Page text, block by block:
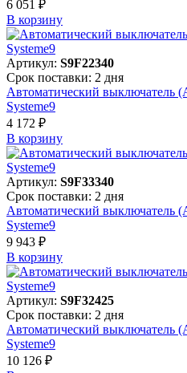
6 051 ₽
В корзинy
Артикул: S9F22340
Срок поставки: 2 дня
Автоматический выключатель
Systeme9
4 172 ₽
В корзинy
Артикул: S9F33340
Срок поставки: 2 дня
Автоматический выключатель
Systeme9
9 943 ₽
В корзинy
Артикул: S9F32425
Срок поставки: 2 дня
Автоматический выключатель
Systeme9
10 126 ₽